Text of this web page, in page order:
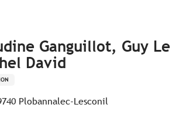
Ganguillot, Guy Le
David
Plobannalec-Lesconil